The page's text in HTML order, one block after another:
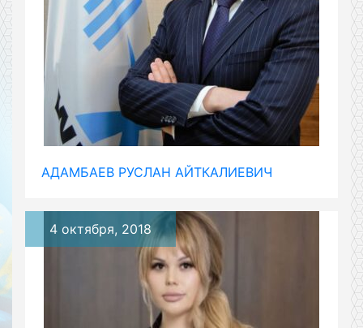
АДАМБАЕВ РУСЛАН АЙТКАЛИЕВИЧ
4 октября, 2018